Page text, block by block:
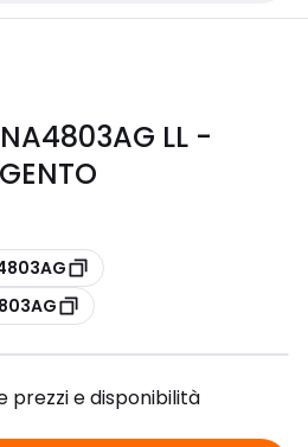
LL -
prezzi e disponibilità